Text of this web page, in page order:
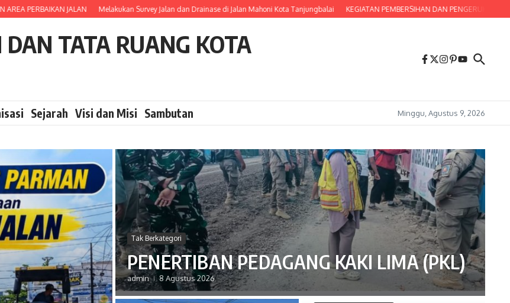
PERBAIKAN JALAN Melakukan Survey Jalan dan Drainase di Jalan Mahoni Kota Tanjungbalai KEGIATAN PEMBERSIHAN DAN PENGERUKAN
TATA RUANG KOTA
Sejarah Visi dan Misi Sambutan Minggu, Agustus 9, 2026
Tak Berkategori
PENERTIBAN PEDAGANG KAKI LIMA (PKL)
admin 8 Agustus 2026